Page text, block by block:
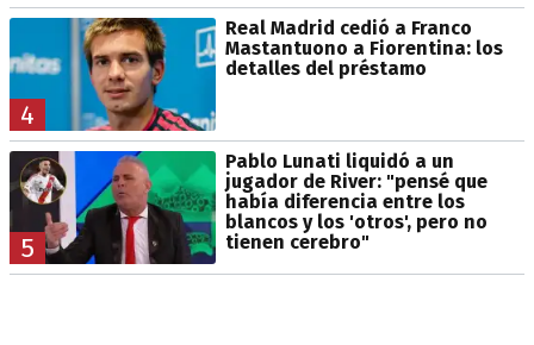
4
Real Madrid cedió a Franco
Mastantuono a Fiorentina: los
detalles del préstamo
5
Pablo Lunati liquidó a un
jugador de River: "pensé que
había diferencia entre los
blancos y los 'otros', pero no
tienen cerebro"